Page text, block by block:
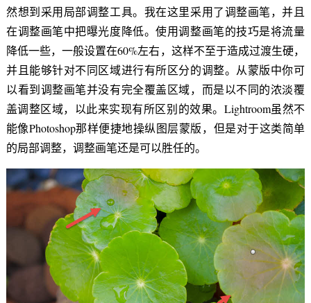
然想到采用局部调整工具。我在这里采用了调整画笔，并且
在调整画笔中把曝光度降低。使用调整画笔的技巧是将流量
降低一些，一般设置在60%左右，这样不至于造成过渡生硬，
并且能够针对不同区域进行有所区分的调整。从蒙版中你可
以看到调整画笔并没有完全覆盖区域，而是以不同的浓淡覆
盖调整区域，以此来实现有所区别的效果。Lightroom虽然不
能像Photoshop那样便捷地操纵图层蒙版，但是对于这类简单
的局部调整，调整画笔还是可以胜任的。